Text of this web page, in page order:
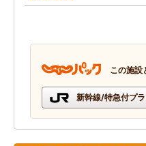
この施設
新幹線/特急付プ